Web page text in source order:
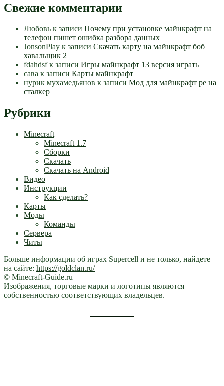
Свежие комментарии
Любовь к записи Почему при установке майнкрафт на
телефон пишет ошибка разбора данных
JonsonPlay к записи Скачать карту на майнкрафт боб
хавальщик 2
fdahdsfк записи Игры майнкрафт 13 версия играть
сава к записи Карты майнкрафт
нурик мухамедьянов к записи Мод для майнкрафт pe на
сталкер
Рубрики
Minecraft
Minecraft 1.7
Сборки
Скачать
Скачать на Android
Видео
Инструкции
Как сделать?
Карты
Моды
Команды
Сервера
Читы
Больше информации об играх Supercell и не только, найдете
на сайте: https://goldclan.ru/
© Minecraft-Guide.ru
Изображения, торговые марки и логотипы являются
собственностью соответствующих владельцев.